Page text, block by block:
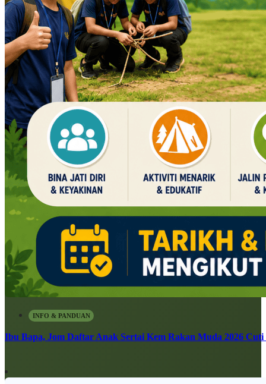
INFO & PANDUAN
Ibu Bapa, Jom Daftar Anak Sertai Kem Rakan Muda 2026